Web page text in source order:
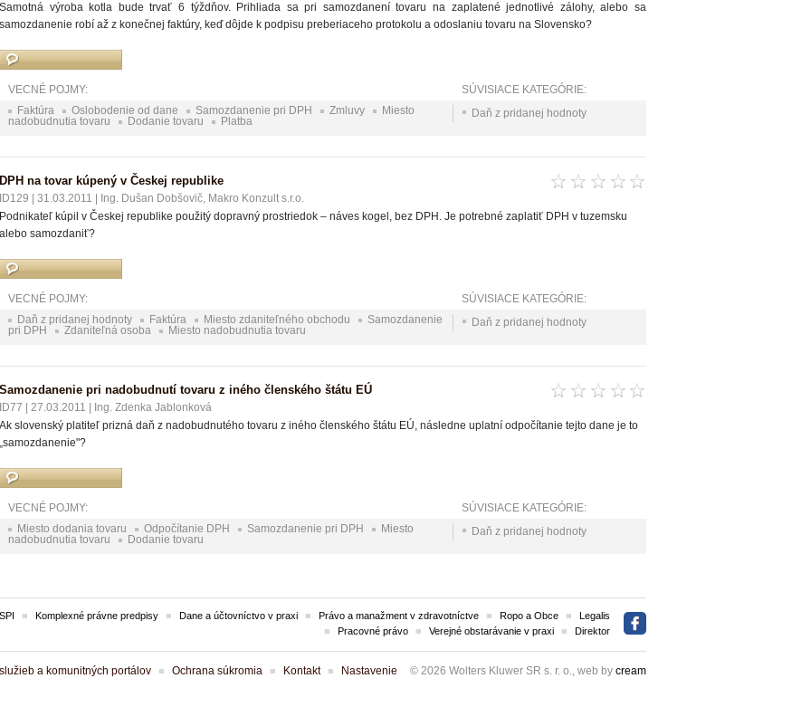
Samotná výroba kotla bude trvať 6 týždňov. Prihliada sa pri samozdanení tovaru na zaplatené jednotlivé zálohy, alebo sa
samozdanenie robí až z konečnej faktúry, keď dôjde k podpisu preberiaceho protokolu a odoslaniu tovaru na Slovensko?
VECNÉ POJMY:
Faktúra
Oslobodenie od dane Samozdanenie pri DPH Zmluvy
Miesto
nadobudnutia tovaru
Dodanie tovaru Platba
SÚVISIACE KATEGÓRIE:
Daň z pridanej hodnoty
DPH na tovar kúpený v Českej republike
ID129 31.03.2011
Ing. Dušan Dobšovič, Makro Konzult s.r.o.
Podnikateľ kúpil v Českej republike použitý dopravný prostriedok – náves kogel, bez DPH. Je potrebné zaplatiť DPH v tuzemsku
alebo samozdaniť?
VECNÉ POJMY:
Daň z pridanej hodnoty
Faktúra Miesto zdaniteľného obchodu
Samozdanenie
pri DPH
Zdaniteľná osoba Miesto nadobudnutia tovaru
SÚVISIACE KATEGÓRIE:
Daň z pridanej hodnoty
Samozdanenie pri nadobudnutí tovaru z iného členského štátu EÚ
ID77 27.03.2011
Ing. Zdenka Jablonková
Ak slovenský platiteľ prizná daň z nadobudnutého tovaru z iného členského štátu EÚ, následne uplatní odpočítanie tejto dane je to
„samozdanenie"?
VECNÉ POJMY:
Miesto dodania tovaru
Odpočítanie DPH Samozdanenie pri DPH
Miesto
nadobudnutia tovaru
Dodanie tovaru
SÚVISIACE KATEGÓRIE:
Daň z pridanej hodnoty
Komplexné právne predpisy Dane a účtovníctvo v praxi Právo a manažment v zdravotníctve Ropo a Obce
Legalis
Pracovné právo
Verejné obstarávanie v praxi Direktor
a komunitných portálov Ochrana súkromia Kontakt
Nastavenie
© 2026 Wolters Kluwer SR s. r. o., web by cream